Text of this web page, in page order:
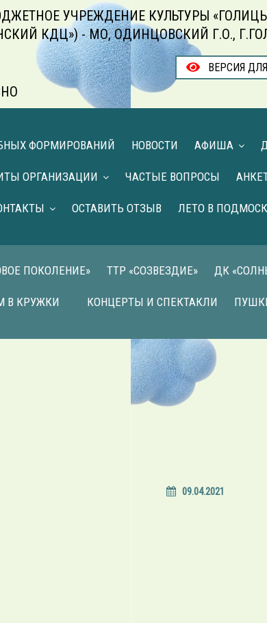
УЧРЕЖДЕНИЕ КУЛЬТУРЫ
КДЦ») - МО, ОДИНЦОВСКИЙ Г.О.,
ВЕРСИЯ
ФОРМИРОВАНИЙ НОВОСТИ АФИША
ОРГАНИЗАЦИИ ЧАСТЫЕ ВОПРОСЫ
ОСТАВИТЬ ОТЗЫВ ЛЕТО В
ПОКОЛЕНИЕ» ТТР «СОЗВЕЗДИЕ» ДК
В КРУЖКИ КОНЦЕРТЫ И СПЕКТАКЛИ
09.04.2021